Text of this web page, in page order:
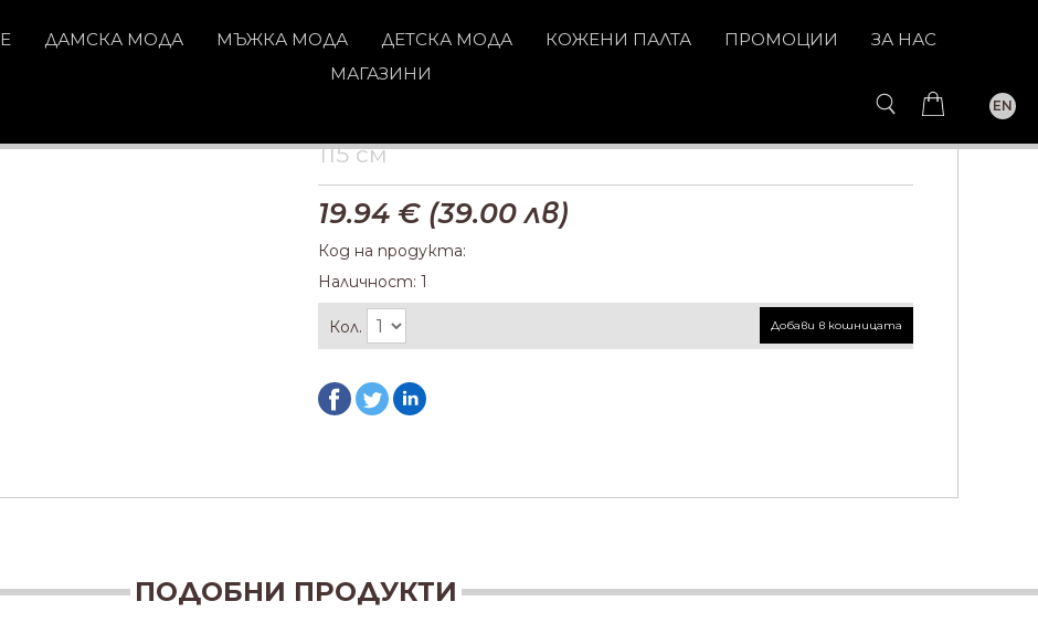
ДАМСКА МОДА МЪЖКА МОДА ДЕТСКА МОДА КОЖЕНИ ПАЛТА ПРОМОЦИИ
ЗА НАС
МАГАЗИНИ
EN
115 см
19.94 € (39.00 лв)
Код на продукта:
Наличност: 1
Кол. Добави в кошницата
ПОДОБНИ ПРОДУКТИ